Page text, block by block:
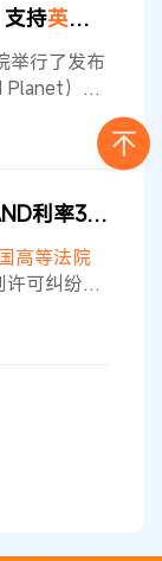
：英国最高
持英国
举行了发布
）
）案的
持
英国法
力。关于
该专利的
亿美元 含
高等法院
可纠纷作
付3.92亿
可费。该
追溯到双